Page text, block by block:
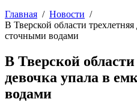
Главная
Новости
В Тверской области
сточными водами
В Тверской
девочка упала в
водами